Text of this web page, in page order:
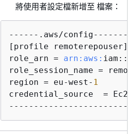
將使用者設定檔新增至 檔案：
------.aws/
[profile remoterepouser]
role_arn = arn: aws:
role_session_name =
region = eu-west- 1
credential_source  =